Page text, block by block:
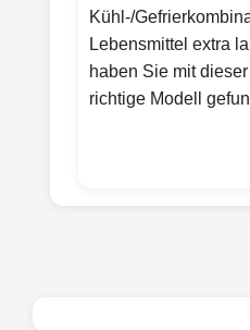
Kühl-/
Lebensmittel extra
haben Sie mit
richtige Modell